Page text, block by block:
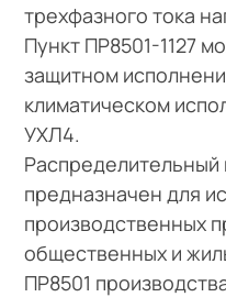
трехфазного тока
Пункт ПР8501-1127
защитном
климатическом
УХЛ4.
Распределительный
предназначен для
производственных
общественных и
ПР8501